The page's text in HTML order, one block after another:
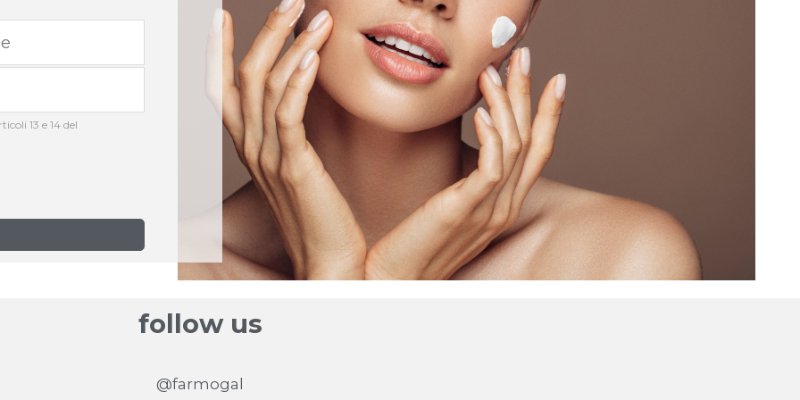
13 e 14 del
follow us
@farmogal